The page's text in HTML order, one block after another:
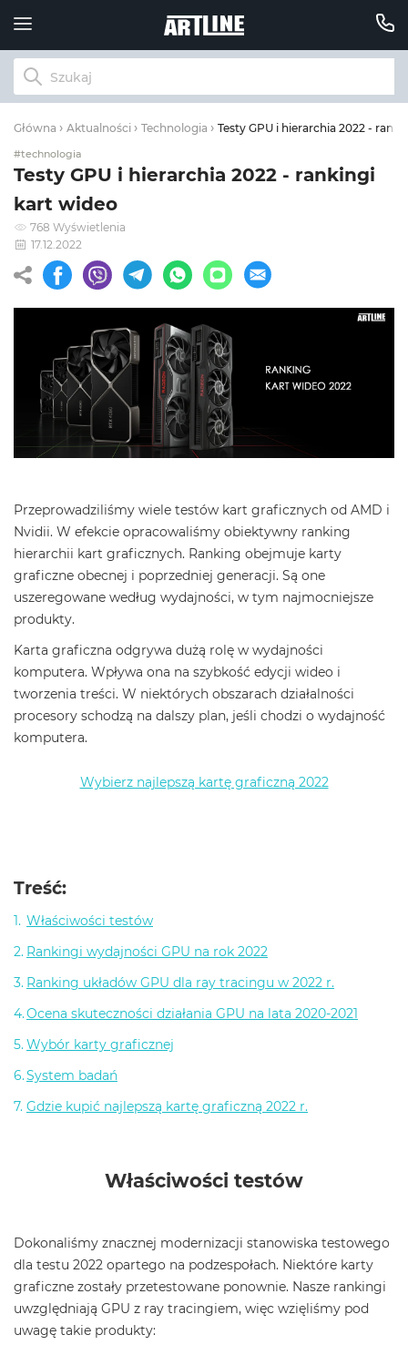
Główna Aktualności Technologia Testy GPU i hierarchia 2022 -
#technologia
Testy GPU i hierarchia 2022 - rankingi
kart wideo
768 Wyświetlenia
17.12.2022
Przeprowadziliśmy wiele testów kart graficznych od AMD i
Nvidii. W efekcie opracowaliśmy obiektywny ranking
hierarchii kart graficznych. Ranking obejmuje karty
graficzne obecnej i poprzedniej generacji. Są one
uszeregowane według wydajności, w tym najmocniejsze
produkty.
Karta graficzna odgrywa dużą rolę w wydajności
komputera. Wpływa ona na szybkość edycji wideo i
tworzenia treści. W niektórych obszarach działalności
procesory schodzą na dalszy plan, jeśli chodzi o wydajność
komputera.
Wybierz najlepszą kartę graficzną 2022
Treść:
Właściwości testów
Rankingi wydajności GPU na rok 2022
Ranking układów GPU dla ray tracingu w 2022 r.
Ocena skuteczności działania GPU na lata 2020-2021
Wybór karty graficznej
System badań
Gdzie kupić najlepszą kartę graficzną 2022 r.
Właściwości testów
Dokonaliśmy znacznej modernizacji stanowiska testowego
dla testu 2022 opartego na podzespołach. Niektóre karty
graficzne zostały przetestowane ponownie. Nasze rankingi
uwzględniają GPU z ray tracingiem, więc wzięliśmy pod
uwagę takie produkty: